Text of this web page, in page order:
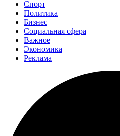
Спорт
Политика
Бизнес
Социальная сфера
Важное
Экономика
Реклама